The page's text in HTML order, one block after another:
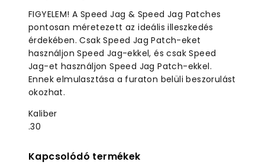
FIGYELEM! A Speed ​​Jag & Speed ​​Jag Patches
pontosan méretezett az ideális illeszkedés
érdekében. Csak Speed ​​Jag Patch-eket
használjon Speed ​​Jag-ekkel, és csak Speed ​​
Jag-et használjon Speed ​​Jag Patch-ekkel.
Ennek elmulasztása a furaton belüli beszorulást
okozhat.
Kaliber
.30
Kapcsolódó termékek